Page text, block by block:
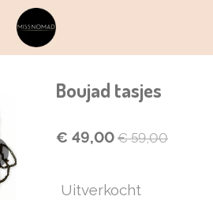
Boujad tasjes
€ 49,00 € 59,00
Uitverkocht